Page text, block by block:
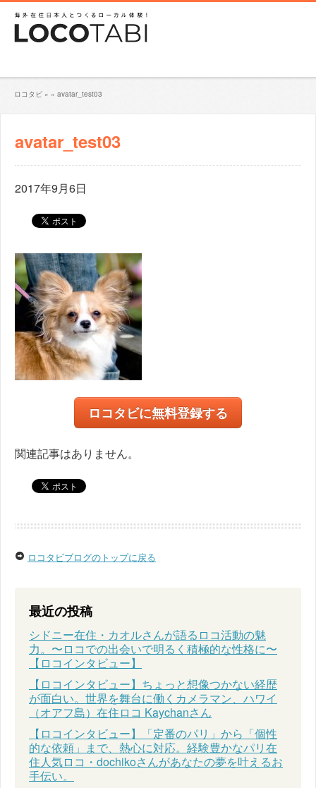
ロコタビ » » avatar_test03
avatar_test03
2017年9月6日
ロコタビに無料登録する
関連記事はありません。
ロコタビブログのトップに戻る
最近の投稿
シドニー在住・カオルさんが語るロコ活動の魅
力。〜ロコでの出会いで明るく積極的な性格に〜
【ロコインタビュー】
【ロコインタビュー】ちょっと想像つかない経歴
が面白い。世界を舞台に働くカメラマン、ハワイ
（オアフ島）在住ロコ Kaychanさん
【ロコインタビュー】「定番のパリ」から「個性
的な依頼」まで、熱心に対応。経験豊かなパリ在
住人気ロコ・dochikoさんがあなたの夢を叶えるお
手伝い。